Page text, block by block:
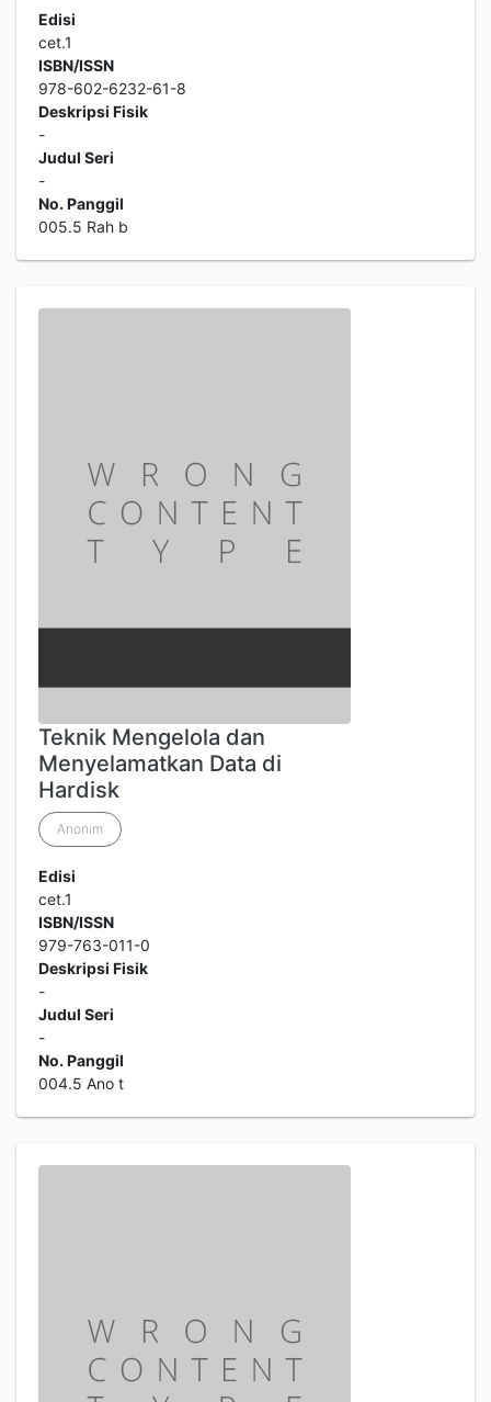
Edisi
cet.1
ISBN/ISSN
978-602-6232-61-8
Deskripsi Fisik
-
Judul Seri
-
No. Panggil
005.5 Rah b
Teknik Mengelola dan
Menyelamatkan Data di
Hardisk
Anonim
Edisi
cet.1
ISBN/ISSN
979-763-011-0
Deskripsi Fisik
-
Judul Seri
-
No. Panggil
004.5 Ano t